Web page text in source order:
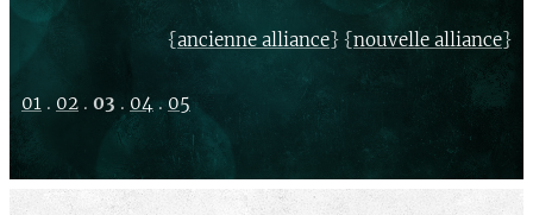
{ancienne alliance} {nouvelle alliance}
01 . 02 . 03 . 04 . 05